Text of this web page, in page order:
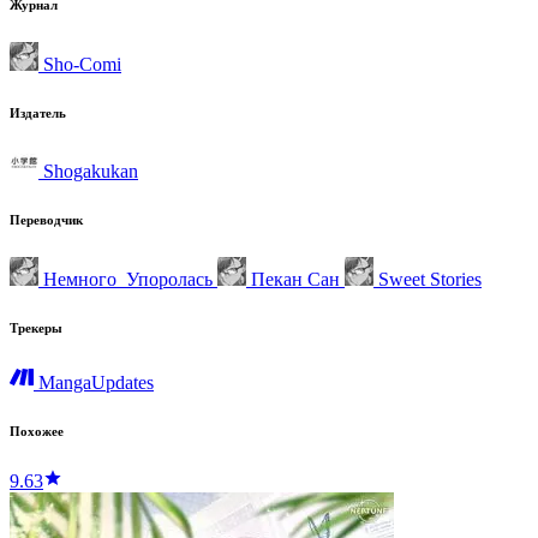
Журнал
Sho-Comi
Издатель
Shogakukan
Переводчик
Немного_Упоролась Пекан Сан Sweet Stories
Трекеры
MangaUpdates
Похожее
9.63